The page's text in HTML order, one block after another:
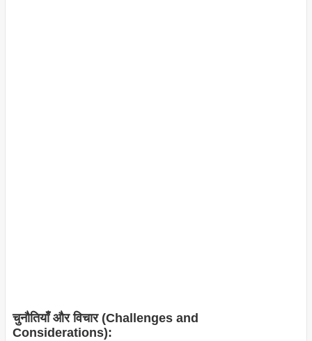
चुनौतियाँ और विचार (Challenges and
Considerations):